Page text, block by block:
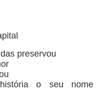
preservou
o seu nome